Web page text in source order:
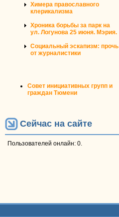
Химера православного
клерикализма
Хроника борьбы за парк на
ул. Логунова 25 июня. Мэрия.
Социальный эскапизм: прочь
от журналистики
Совет инициативных групп и
граждан Тюмени
Сейчас на сайте
Пользователей онлайн: 0.